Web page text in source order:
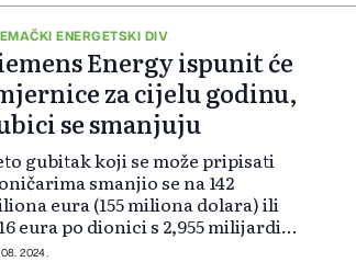
da ispuni svoju knjigu
ENERGETSKI DIV
Energy ispunit će
za cijelu godinu,
se smanjuju
gubitak koji se može pripisati
smanjio se na 142
eura (155 miliona dolara) ili
eura po dionici s 2,955 milijardi
(3,42 eura po dionici) prethodne
2024.